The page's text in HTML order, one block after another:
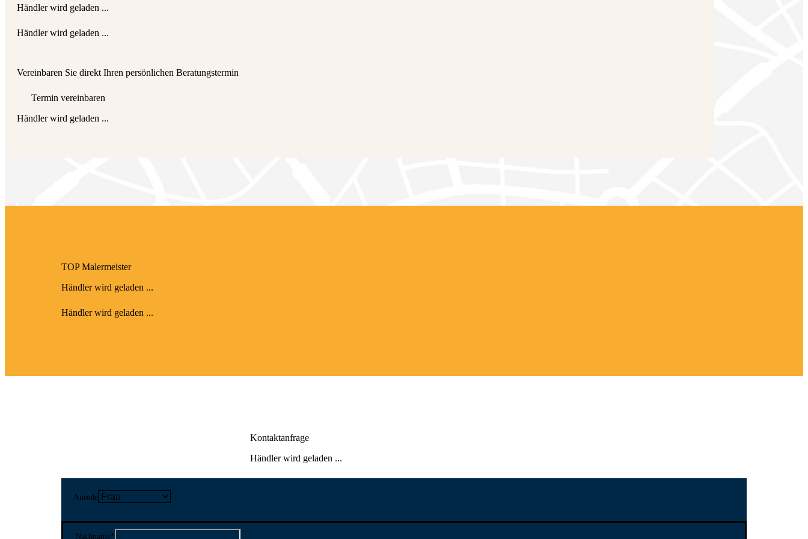
Händler wird geladen ...
Händler wird geladen ...
Vereinbaren Sie direkt Ihren persönlichen Beratungstermin
Termin vereinbaren
Händler wird geladen ...
TOP Maler­meister
Händler wird geladen ...
Händler wird geladen ...
Kontaktanfrage
Händler wird geladen ...
Anrede
Nachname*